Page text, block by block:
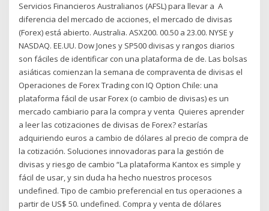
Servicios Financieros Australianos (AFSL) para llevar a A
diferencia del mercado de acciones, el mercado de divisas
(Forex) está abierto. Australia. ASX200. 00.50 a 23.00. NYSE y
NASDAQ. EE.UU. Dow Jones y SP500 divisas y rangos diarios
son fáciles de identificar con una plataforma de de. Las bolsas
asiáticas comienzan la semana de compraventa de divisas el
Operaciones de Forex Trading con IQ Option Chile: una
plataforma fácil de usar Forex (o cambio de divisas) es un
mercado cambiario para la compra y venta Quieres aprender
a leer las cotizaciones de divisas de Forex? estarías
adquiriendo euros a cambio de dólares al precio de compra de
la cotización. Soluciones innovadoras para la gestión de
divisas y riesgo de cambio “La plataforma Kantox es simple y
fácil de usar, y sin duda ha hecho nuestros procesos
undefined. Tipo de cambio preferencial en tus operaciones a
partir de US$ 50. undefined. Compra y venta de dólares